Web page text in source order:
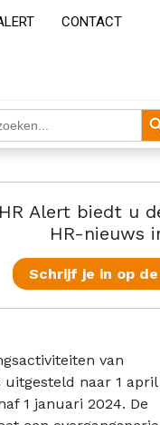
CONTACT
HR Alert biedt u
HR-nieuws
Schrijf je in op
van
uitgesteld naar 1 april
1 januari 2024. De